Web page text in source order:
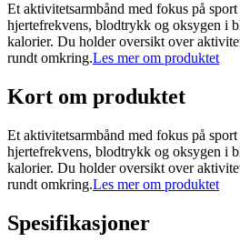
Et aktivitetsarmbånd med fokus på
hjertefrekvens, blodtrykk og oksygen i
kalorier. Du holder oversikt over
rundt omkring.Les mer om produktet
Kort om produktet
Et aktivitetsarmbånd med fokus på
hjertefrekvens, blodtrykk og oksygen i
kalorier. Du holder oversikt over
rundt omkring.Les mer om produktet
Spesifikasjoner